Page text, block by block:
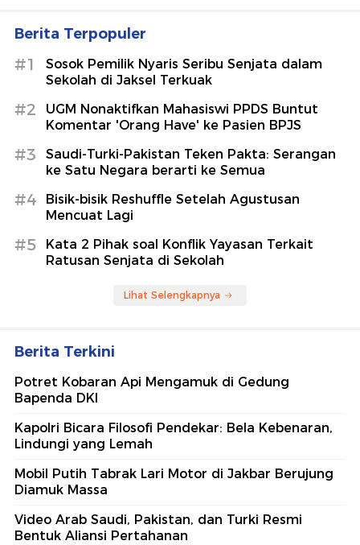
Berita Terpopuler
#1
Sosok Pemilik Nyaris Seribu Senjata dalam
Sekolah di Jaksel Terkuak
#2
UGM Nonaktifkan Mahasiswi PPDS Buntut
Komentar 'Orang Have' ke Pasien BPJS
#3
Saudi-Turki-Pakistan Teken Pakta: Serangan
ke Satu Negara berarti ke Semua
#4
Bisik-bisik Reshuffle Setelah Agustusan
Mencuat Lagi
#5
Kata 2 Pihak soal Konflik Yayasan Terkait
Ratusan Senjata di Sekolah
Lihat Selengkapnya
Berita Terkini
Potret Kobaran Api Mengamuk di Gedung
Bapenda DKI
Kapolri Bicara Filosofi Pendekar: Bela Kebenaran,
Lindungi yang Lemah
Mobil Putih Tabrak Lari Motor di Jakbar Berujung
Diamuk Massa
Video Arab Saudi, Pakistan, dan Turki Resmi
Bentuk Aliansi Pertahanan